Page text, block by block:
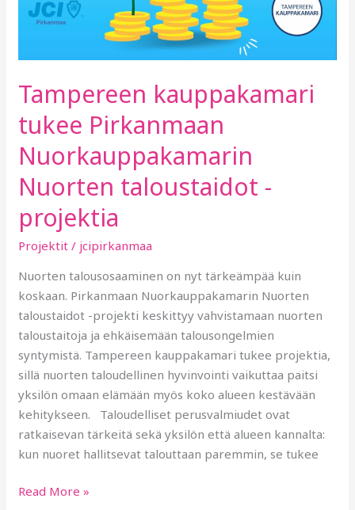
Tampereen kauppakamari
tukee Pirkanmaan
Nuorkauppakamarin
Nuorten taloustaidot -
projektia
Projektit / jcipirkanmaa
Nuorten talousosaaminen on nyt tärkeämpää kuin
koskaan. Pirkanmaan Nuorkauppakamarin Nuorten
taloustaidot -projekti keskittyy vahvistamaan nuorten
taloustaitoja ja ehkäisemään talousongelmien
syntymistä. Tampereen kauppakamari tukee projektia,
sillä nuorten taloudellinen hyvinvointi vaikuttaa paitsi
yksilön omaan elämään myös koko alueen kestävään
kehitykseen. Taloudelliset perusvalmiudet ovat
ratkaisevan tärkeitä sekä yksilön että alueen kannalta:
kun nuoret hallitsevat talouttaan paremmin, se tukee
Read More »